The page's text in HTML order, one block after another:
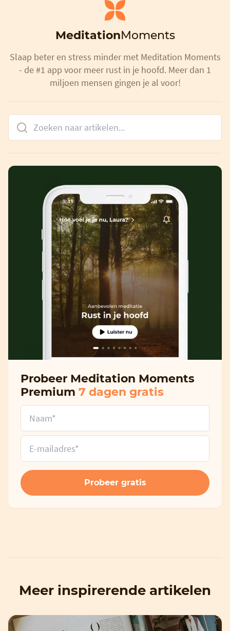
MeditationMoments
Slaap beter en stress minder met Meditation Moments
- de #1 app voor meer rust in je hoofd. Meer dan 1
miljoen mensen gingen je al voor!
Probeer Meditation Moments
Premium 7 dagen gratis
Meer inspirerende artikelen